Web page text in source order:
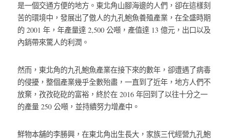
是一個交通方便的地方。東北角山腳海邊的人們，卻在這樣刻
苦的環境中，發展出了傲人的九孔鮑魚養殖產業，在全盛時期
的 2001 年，年產量達 2,500 公噸，產值達 13 億元，出口以及
內銷帶來驚人的利潤。
然而，東北角的九孔鮑魚產業在接下來的數年，卻遭遇了病毒
的侵擾，整個產業幾乎全數殆盡，一直到了近年，地方人們不
放棄，孜孜矻矻的富裕，終於在 2016 年回到了以往十分之一
的產量 250 公噸，並持續努力增產中。
鮮物本舖的李勝興，在東北角出生長大，家族三代經營九孔鮑